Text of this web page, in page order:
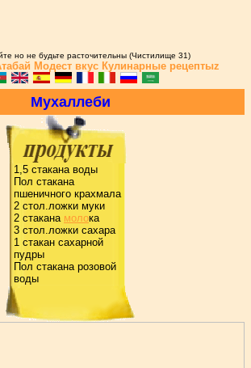
но не будьте расточительны (Чистилище 31)
Модест вкус Кулинарные рецептыz
Мухаллеби
1,5 стакана воды
Пол стакана
пшеничного кpахмала
2 стол.ложки муки
2 стакана молока
3 стол.ложки сахаpа
1 стакан сахаpной
пудpы
Пол стакана pозовой
воды